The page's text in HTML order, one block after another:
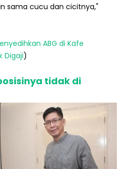
sama cucu dan cicitnya,"
ABG di Kafe
Digaji)
tidak di